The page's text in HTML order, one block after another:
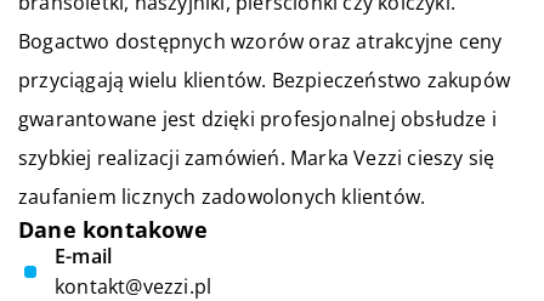
Bogactwo dostępnych wzorów oraz atrakcyjne ceny
przyciągają wielu klientów. Bezpieczeństwo zakupów
gwarantowane jest dzięki profesjonalnej obsłudze i
szybkiej realizacji zamówień. Marka Vezzi cieszy się
zaufaniem licznych zadowolonych klientów.
Dane kontakowe
E-mail
kontakt@vezzi.pl